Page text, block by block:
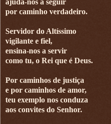
por caminho verdadeiro.
Servidor do Altíssimo
vigilante e fiel,
ensina-nos a servir
como tu, o Rei que é Deus.
Por caminhos de justiça
e por caminhos de amor,
teu exemplo nos conduza
aos convites do Senhor.